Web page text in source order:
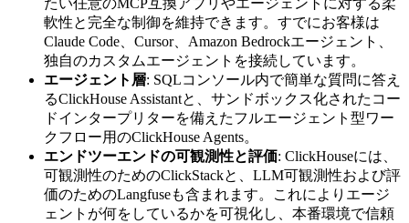
軟性と完全な制御を維持できます。すでにお客様は
Claude Code、Cursor、Amazon Bedrockエージェント、
独自のカスタムエージェントを接続しています。
エージェント層: SQLコンソール内で簡単な質問に答え
るClickHouse Assistantと、サンドボックス化されたコー
ドインタープリターを備えたフルエージェント型ワー
クフロー用のClickHouse Agents。
エンドツーエンドの可観測性と評価: ClickHouseには、
可観測性のためのClickStackと、LLM可観測性および評
価のためのLangfuseも含まれます。これによりエージ
ェントが何をしているかを可視化し、本番環境で信頼